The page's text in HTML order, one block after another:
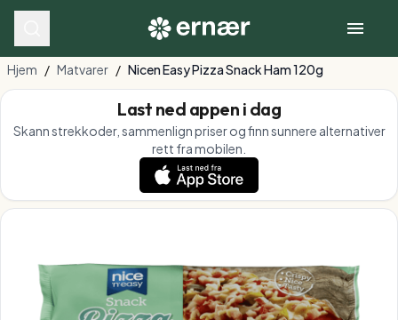
Hjem / Matvarer / Nicen Easy Pizza Snack Ham 120g
Last ned appen i dag
Skann strekkoder, sammenlign priser og finn sunnere alternativer
rett fra mobilen.